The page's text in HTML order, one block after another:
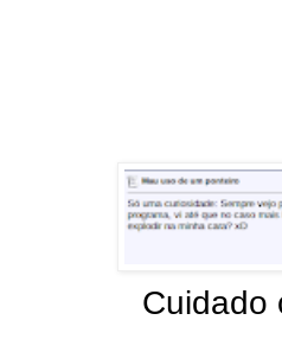
Cuidado